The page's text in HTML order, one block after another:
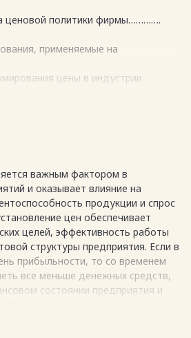
ценовой политики фирмы………….
применяемые на
цены в индустрии
цен………………………………….……
индустрии гостиницы
на примере
после покупки
важным фактором в
и оказывает влияние на
продукции и спрос
цен обеспечивает
целей, эффективность работы
структуры предприятия. Если в
прибыльности, то со временем
все меньше денежных средств,
состоянии предприятия и
цены, чтобы завоевать